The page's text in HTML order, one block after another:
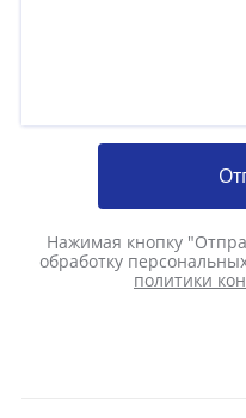
Нажимая кнопку
обработку
политики